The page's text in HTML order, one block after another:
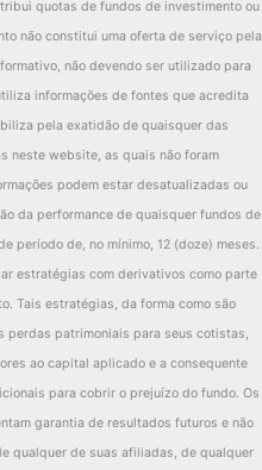
quotas de fundos de investimento ou
não constitui uma oferta de serviço pela
não devendo ser utilizado para
informações de fontes que acredita
pela exatidão de quaisquer das
neste website, as quais não foram
podem estar desatualizadas ou
da performance de quaisquer fundos de
período de, no mínimo, 12 (doze) meses.
estratégias com derivativos como parte
Tais estratégias, da forma como são
patrimoniais para seus cotistas,
ao capital aplicado e a consequente
para cobrir o prejuízo do fundo. Os
garantia de resultados futuros e não
qualquer de suas afiliadas, de qualquer